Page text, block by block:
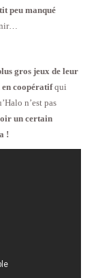
peu manqué
gros jeux de leur
en coopératifqui
n’est pas
un certain
!